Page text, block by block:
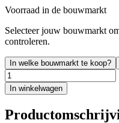
Voorraad in de bouwmarkt
Selecteer jouw bouwmarkt
controleren.
In welke bouwmarkt te koop?
In winkelwagen